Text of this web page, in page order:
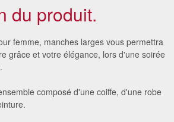
du produit.
femme, manches larges vous permettra
grâce et votre élégance, lors d'une soirée
composé d'une coiffe, d'une robe